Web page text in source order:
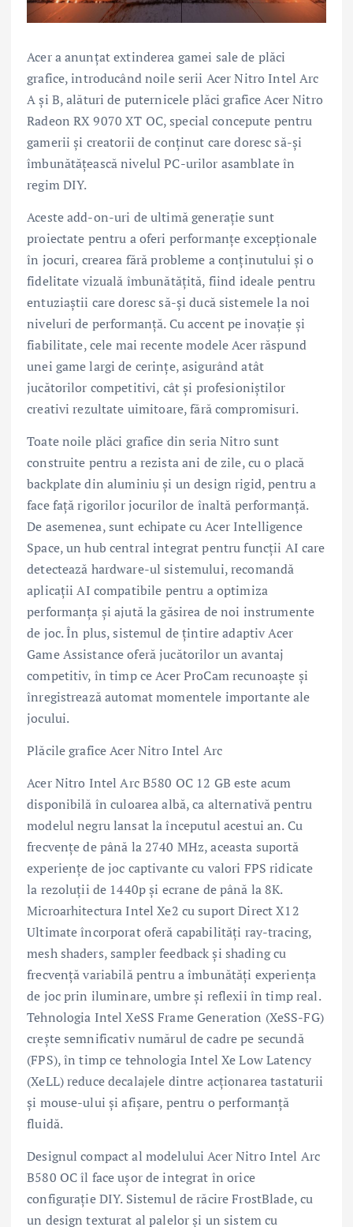
Acer a anunțat extinderea gamei sale de plăci
grafice, introducând noile serii Acer Nitro Intel Arc
A și B, alături de puternicele plăci grafice Acer Nitro
Radeon RX 9070 XT OC, special concepute pentru
gamerii și creatorii de conținut care doresc să-și
îmbunătățească nivelul PC-urilor asamblate în
regim DIY.
Aceste add-on-uri de ultimă generație sunt
proiectate pentru a oferi performanțe excepționale
în jocuri, crearea fără probleme a conținutului și o
fidelitate vizuală îmbunătățită, fiind ideale pentru
entuziaștii care doresc să-și ducă sistemele la noi
niveluri de performanță. Cu accent pe inovație și
fiabilitate, cele mai recente modele Acer răspund
unei game largi de cerințe, asigurând atât
jucătorilor competitivi, cât și profesioniștilor
creativi rezultate uimitoare, fără compromisuri.
Toate noile plăci grafice din seria Nitro sunt
construite pentru a rezista ani de zile, cu o placă
backplate din aluminiu și un design rigid, pentru a
face față rigorilor jocurilor de înaltă performanță.
De asemenea, sunt echipate cu Acer Intelligence
Space, un hub central integrat pentru funcții AI care
detectează hardware-ul sistemului, recomandă
aplicații AI compatibile pentru a optimiza
performanța și ajută la găsirea de noi instrumente
de joc. În plus, sistemul de țintire adaptiv Acer
Game Assistance oferă jucătorilor un avantaj
competitiv, în timp ce Acer ProCam recunoaște și
înregistrează automat momentele importante ale
jocului.
Plăcile grafice Acer Nitro Intel Arc
Acer Nitro Intel Arc B580 OC 12 GB este acum
disponibilă în culoarea albă, ca alternativă pentru
modelul negru lansat la începutul acestui an. Cu
frecvențe de până la 2740 MHz, aceasta suportă
experiențe de joc captivante cu valori FPS ridicate
la rezoluții de 1440p și ecrane de până la 8K.
Microarhitectura Intel Xe2 cu suport Direct X12
Ultimate încorporat oferă capabilități ray-tracing,
mesh shaders, sampler feedback și shading cu
frecvență variabilă pentru a îmbunătăți experiența
de joc prin iluminare, umbre și reflexii în timp real.
Tehnologia Intel XeSS Frame Generation (XeSS-FG)
crește semnificativ numărul de cadre pe secundă
(FPS), în timp ce tehnologia Intel Xe Low Latency
(XeLL) reduce decalajele dintre acționarea tastaturii
și mouse-ului și afișare, pentru o performanță
fluidă.
Designul compact al modelului Acer Nitro Intel Arc
B580 OC îl face ușor de integrat în orice
configurație DIY. Sistemul de răcire FrostBlade, cu
un design texturat al palelor și un sistem cu